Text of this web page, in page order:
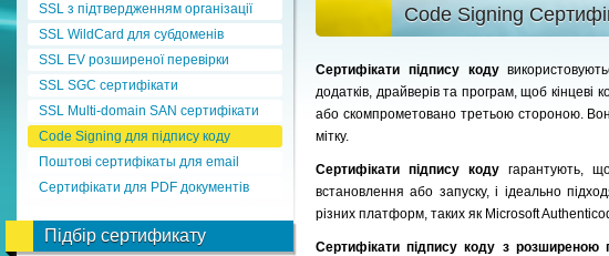
SSL з підтвердженням організації
SSL WildCard для субдоменів
SSL EV розширеної перевірки
SSL SGC сертифікати
SSL Multi-domain SAN сертифікати
Code Signing для підпису коду
Поштові сертифікаты для email
Сертифікати для PDF документів
Підбір сертификату
Code Signing
Сертифікати підпису коду
додатків, драйверів та програм, щоб
або скомпрометовано третьою стороною.
мітку.
Сертифікати підпису коду гарантують,
встановлення або запуску, і ідеально
різних платформ, таких як Microsoft
Сертифікати підпису коду з розширеною